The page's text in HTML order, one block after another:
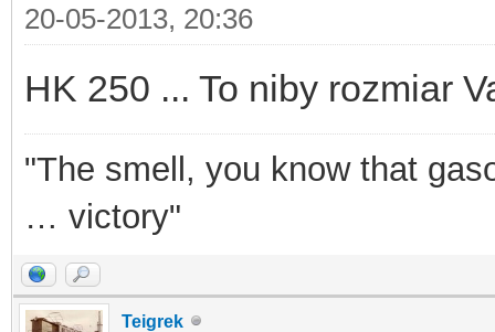
20-05-2013, 20:36
HK 250 ... To niby rozmiar
"The smell, you know that
… victory"
Teigrek